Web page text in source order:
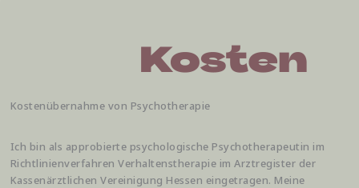
Kostenübernahme von Psychotherapie
Ich bin als approbierte psychologische Psychotherapeutin im
Richtlinienverfahren Verhaltenstherapie im Arztregister der
Kassenärztlichen Vereinigung Hessen eingetragen. Meine